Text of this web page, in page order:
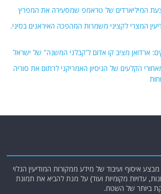
המיליארדים של טראמפ שמסעירה את המפרץ
המצרי לקציני משמרות המהפכה האיראנים בסיני.
ארדואן מציב קו אדום ל'קבלני המשנה" של ישראל
הקלעים של הניסיון האמריקני לרתום את סוריה
איסוף ועיבוד של מידע ממקורות המודיעין הגלוי
עדויות מקומיות ועוד) על מנת להביא את תמונת
ביותר של השטח.